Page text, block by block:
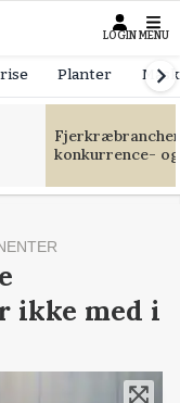
LOGIN MENU
Planter
konkurrence-
ikke med i